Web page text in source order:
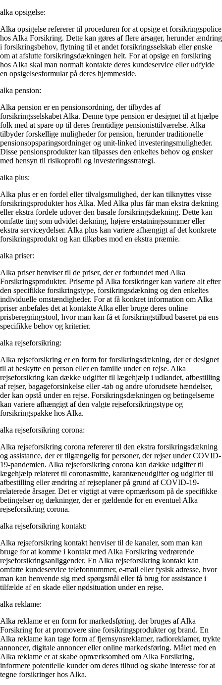
alka opsigelse:
Alka opsigelse refererer til proceduren for at opsige et forsikringspolice
hos Alka Forsikring. Dette kan gøres af flere årsager, herunder ændring
i forsikringsbehov, flytning til et andet forsikringsselskab eller ønske
om at afslutte forsikringsdækningen helt. For at opsige en forsikring
hos Alka skal man normalt kontakte deres kundeservice eller udfylde
en opsigelsesformular på deres hjemmeside.
alka pension:
Alka pension er en pensionsordning, der tilbydes af
forsikringsselskabet Alka. Denne type pension er designet til at hjælpe
folk med at spare op til deres fremtidige pensionisttilværelse. Alka
tilbyder forskellige muligheder for pension, herunder traditionelle
pensionsopsparingsordninger og unit-linked investeringsmuligheder.
Disse pensionsprodukter kan tilpasses den enkeltes behov og ønsker
med hensyn til risikoprofil og investeringsstrategi.
alka plus:
Alka plus er en fordel eller tilvalgsmulighed, der kan tilknyttes visse
forsikringsprodukter hos Alka. Med Alka plus får man ekstra dækning
eller ekstra fordele udover den basale forsikringsdækning. Dette kan
omfatte ting som udvidet dækning, højere erstatningssummer eller
ekstra serviceydelser. Alka plus kan variere afhængigt af det konkrete
forsikringsprodukt og kan tilkøbes mod en ekstra præmie.
alka priser:
Alka priser henviser til de priser, der er forbundet med Alka
Forsikringsprodukter. Priserne på Alka forsikringer kan variere alt efter
den specifikke forsikringstype, forsikringsdækning og den enkeltes
individuelle omstændigheder. For at få konkret information om Alka
priser anbefales det at kontakte Alka eller bruge deres online
prisberegningstool, hvor man kan få et forsikringstilbud baseret på ens
specifikke behov og kriterier.
alka rejseforsikring:
Alka rejseforsikring er en form for forsikringsdækning, der er designet
til at beskytte en person eller en familie under en rejse. Alka
rejseforsikring kan dække udgifter til lægehjælp i udlandet, afbestilling
af rejser, bagageforsinkelse eller -tab og andre uforudsete hændelser,
der kan opstå under en rejse. Forsikringsdækningen og betingelserne
kan variere afhængigt af den valgte rejseforsikringstype og
forsikringspakke hos Alka.
alka rejseforsikring corona:
Alka rejseforsikring corona refererer til den ekstra forsikringsdækning
og assistance, der er tilgængelig for personer, der rejser under COVID-
19-pandemien. Alka rejseforsikring corona kan dække udgifter til
lægehjælp relateret til coronasmitte, karantæneudgifter og udgifter til
afbestilling eller ændring af rejseplaner på grund af COVID-19-
relaterede årsager. Det er vigtigt at være opmærksom på de specifikke
betingelser og dækninger, der er gældende for en eventuel Alka
rejseforsikring corona.
alka rejseforsikring kontakt:
Alka rejseforsikring kontakt henviser til de kanaler, som man kan
bruge for at komme i kontakt med Alka Forsikring vedrørende
rejseforsikringsanliggender. En Alka rejseforsikring kontakt kan
omfatte kundeservice telefonnummer, e-mail eller fysisk adresse, hvor
man kan henvende sig med spørgsmål eller få brug for assistance i
tilfælde af en skade eller nødsituation under en rejse.
alka reklame:
Alka reklame er en form for markedsføring, der bruges af Alka
Forsikring for at promovere sine forsikringsprodukter og brand. En
Alka reklame kan tage form af fjernsynsreklamer, radioreklamer, trykte
annoncer, digitale annoncer eller online markedsføring. Målet med en
Alka reklame er at skabe opmærksomhed om Alka Forsikring,
informere potentielle kunder om deres tilbud og skabe interesse for at
tegne forsikringer hos Alka.